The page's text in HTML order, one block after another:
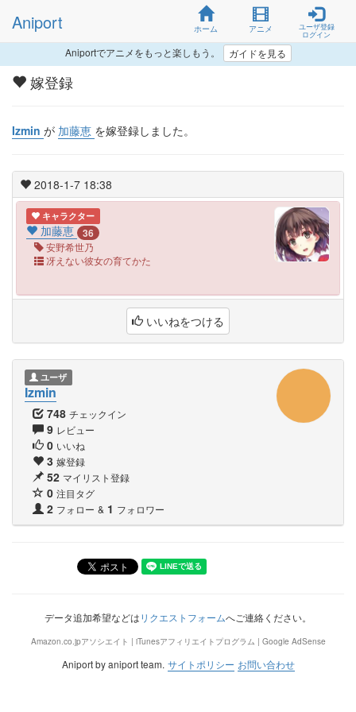
Aniport ホーム アニメ
ユーザ登録
ログイン
Aniportでアニメをもっと楽しもう。 ガイドを見る
嫁登録
Izmin が 加藤恵 を嫁登録しました。
2018-1-7 18:38
キャラクター
加藤恵 36
安野希世乃
冴えない彼女の育てかた
いいねをつける
ユーザ
Izmin
748 チェックイン
9 レビュー
0 いいね
3 嫁登録
52 マイリスト登録
0 注目タグ
2 フォロー & 1 フォロワー
データ追加希望などはリクエストフォームへご連絡ください。
Amazon.co.jpアソシエイト | iTunesアフィリエイトプログラム | Google AdSense
Aniport by aniport team. サイトポリシー お問い合わせ